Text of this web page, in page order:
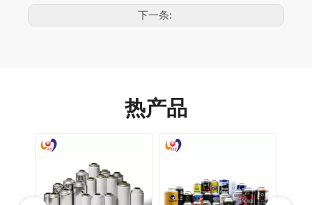
下一条:
热产品